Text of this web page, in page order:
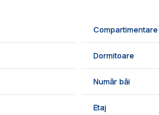
Compartimentare
Dormitoare
Număr băi
Etaj